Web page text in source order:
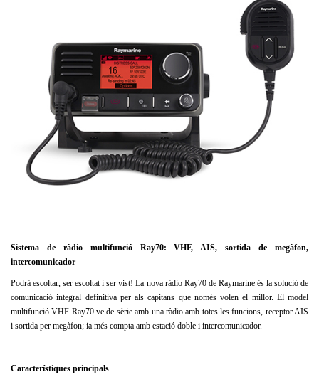
Sistema de ràdio multifunció Ray70: VHF, AIS, sortida de megàfon,
intercomunicador
Podrà escoltar, ser escoltat i ser vist!La nova ràdio Ray70 de Raymarine és la solució de
comunicació integral definitiva per als capitans que només volen el millor. El model
multifunció VHF Ray70 ve de sèrie amb una ràdio amb totes les funcions, receptor AIS
i sortida per megàfon; ia més compta amb estació doble i intercomunicador.
Característiques principals